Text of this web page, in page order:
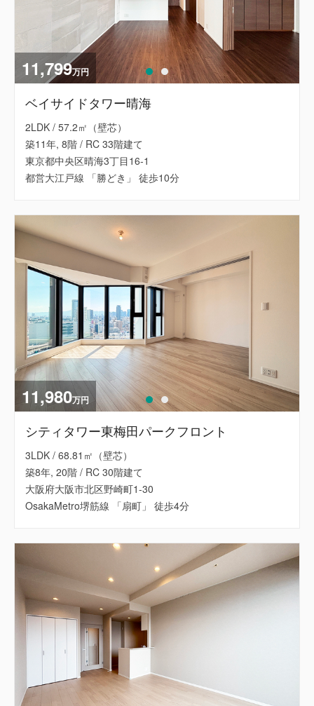
11,799万円
ベイサイドタワー晴海
2LDK / 57.2㎡（壁芯）
築11年, 8階 / RC 33階建て
東京都中央区晴海3丁目16-1
都営大江戸線 「勝どき」 徒歩10分
11,980万円
シティタワー東梅田パークフロント
3LDK / 68.81㎡（壁芯）
築8年, 20階 / RC 30階建て
大阪府大阪市北区野崎町1-30
OsakaMetro堺筋線 「扇町」 徒歩4分